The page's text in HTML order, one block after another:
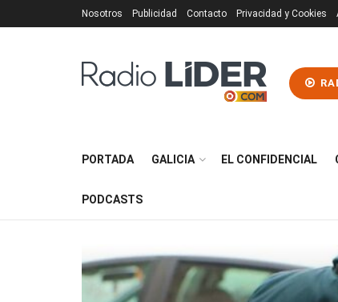
Nosotros Publicidad Contacto Privacidad y Cookies
PORTADA GALICIA EL CONFIDENCIAL
PODCASTS